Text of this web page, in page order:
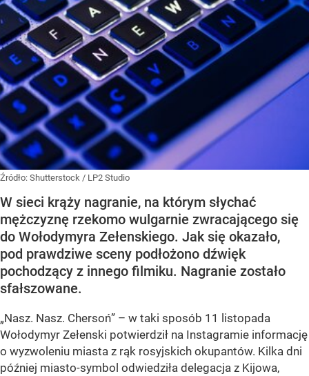
Źródło: Shutterstock / LP2 Studio
W sieci krąży nagranie, na którym słychać
mężczyznę rzekomo wulgarnie zwracającego się
do Wołodymyra Zełenskiego. Jak się okazało,
pod prawdziwe sceny podłożono dźwięk
pochodzący z innego filmiku. Nagranie zostało
sfałszowane.
„Nasz. Nasz. Сhersoń” – w taki sposób 11 listopada
Wołodymyr Zełenski potwierdził na Instagramie informację
o wyzwoleniu miasta z rąk rosyjskich okupantów. Kilka dni
później miasto-symbol odwiedziła delegacja z Kijowa,